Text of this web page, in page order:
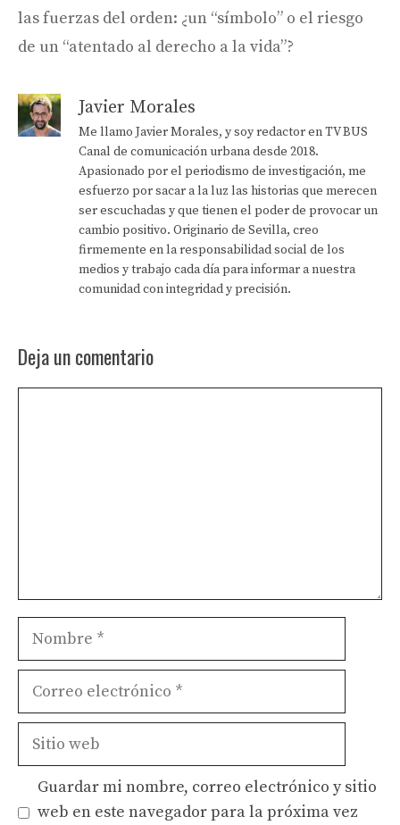
las fuerzas del orden: ¿un “símbolo” o el riesgo
de un “atentado al derecho a la vida”?
Javier Morales
Me llamo Javier Morales, y soy redactor en TV BUS
Canal de comunicación urbana desde 2018.
Apasionado por el periodismo de investigación, me
esfuerzo por sacar a la luz las historias que merecen
ser escuchadas y que tienen el poder de provocar un
cambio positivo. Originario de Sevilla, creo
firmemente en la responsabilidad social de los
medios y trabajo cada día para informar a nuestra
comunidad con integridad y precisión.
Deja un comentario
Nombre
Correo
Sitio
Guardar mi nombre, correo electrónico y sitio
web en este navegador para la próxima vez